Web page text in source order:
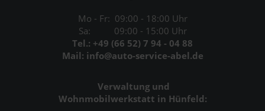
Mo - Fr: 09:00 - 18:00 Uhr
Sa: 09:00 - 15:00 Uhr
Tel.: +49 (66 52) 7 94 - 04 88
Mail: info@auto-service-abel.de
Verwaltung und
Wohnmobilwerkstatt in Hünfeld: